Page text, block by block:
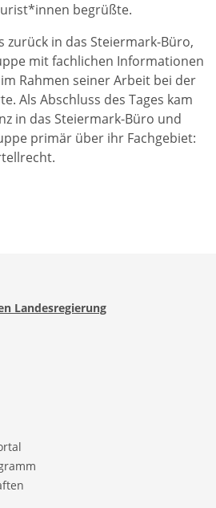
begrüßte.
zurück in das Steiermark-Büro,
mit fachlichen Informationen
Rahmen seiner Arbeit bei der
Als Abschluss des Tages kam
in das Steiermark-Büro und
primär über ihr Fachgebiet:
Landesregierung